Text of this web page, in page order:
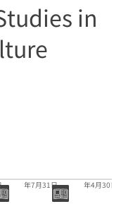
in
年7月31日
年4月30日